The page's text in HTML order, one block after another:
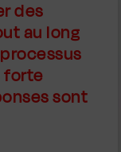
des
au long
forte
sont